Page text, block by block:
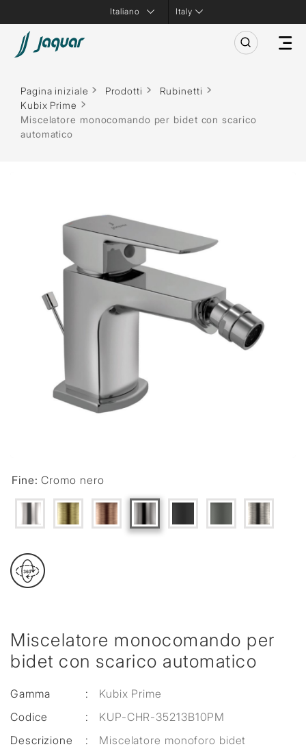
Italy
Pagina iniziale Prodotti
Rubinetti
Kubix Prime
Miscelatore monocomando per bidet con scarico
automatico
Miscelatore monocomando per
bidet con scarico automatico
Gamma :
Kubix Prime
Codice
:
KUP-CHR-35213B10PM
Descrizione
:
Miscelatore monoforo bidet
Fine:Cromo nero